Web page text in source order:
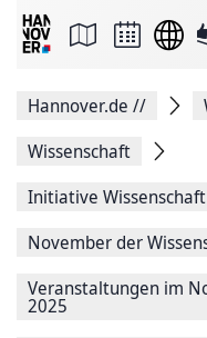
Seite
Facebook
teilen
Seitenlink
Seite
Hannover.de //
Wissenschaft
Initiative
November der
Veranstaltungen im
2025